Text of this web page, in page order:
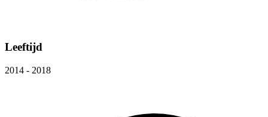
Leeftijd
2014 - 2018